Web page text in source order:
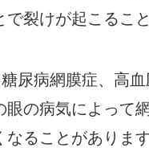
で裂けが起こるこ
糖尿病網膜症、高
眼の病気によって
なることがあります